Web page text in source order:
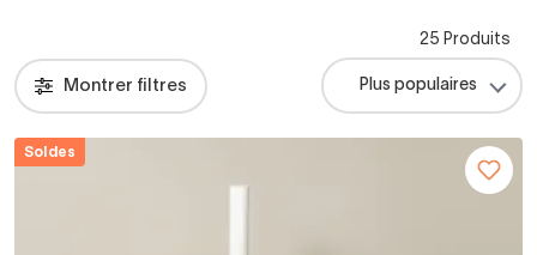
Montrer filtres
25 Produits
Soldes